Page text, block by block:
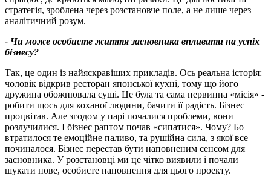
стратегія, зроблена через розстановче поле, а не лише через
аналітичний розум.
- Чи може особисте життя засновника впливати на успіх
бізнесу?
Так, це один із найяскравіших прикладів. Ось реальна історія:
чоловік відкрив ресторан японської кухні, тому що його
дружина обожнювала суші. Це була та сама первинна «місія» -
робити щось для коханої людини, бачити її радість. Бізнес
процвітав. Але згодом у парі почалися проблеми, вони
розлучилися. І бізнес раптом почав «сипатися». Чому? Бо
втратилося те емоційне паливо, та рушійна сила, з якої все
починалося. Бізнес перестав бути наповненим сенсом для
засновника. У розстановці ми це чітко виявили і почали
шукати нове, особисте наповнення для цього проекту.